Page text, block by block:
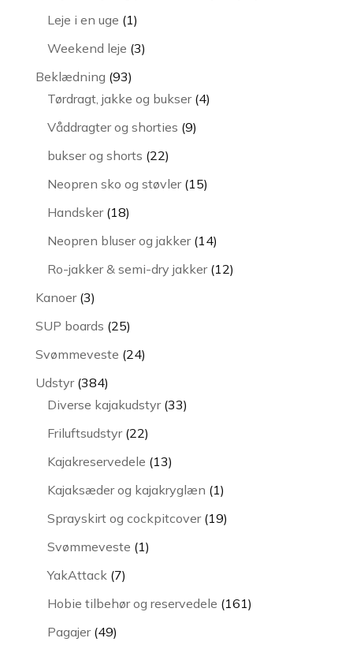
Leje i en uge 11
vare
Weekend leje 33
Beklædning 9393
varer
Tørdragt, jakke og bukser 44
Våddragter og shorties 99
bukser og shorts 2222
varer
Neopren sko og støvler 1515
Handsker 1818
Neopren bluser og jakker 1414
varer
Ro-jakker & semi-dry jakker 1212
Kanoer 33
varer
SUP boards 2525
varer
Svømmeveste 2424
Udstyr 384384
varer
Diverse kajakudstyr 3333
Friluftsudstyr 2222
varer
Kajakreservedele 1313
varer
Kajaksæder og kajakryglæn 11
vare
Sprayskirt og cockpitcover 1919
Svømmeveste 11
YakAttack 77
Hobie tilbehør og reservedele 161161
Pagajer 4949